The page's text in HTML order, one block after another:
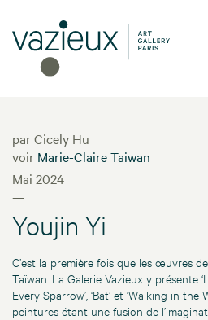
par Cicely Hu
voir Marie-Claire Taiwan
Mai 2024
—
Youjin Yi
C’est la première fois que les œuvres
Taïwan. La Galerie Vazieux y présente
Every Sparrow’, ‘Bat’ et ‘Walking in the
peintures étant une fusion de